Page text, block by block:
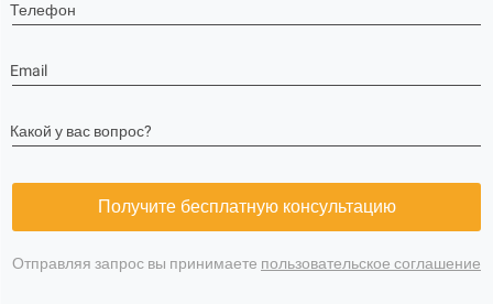
Телефон
Email
Какой у вас вопрос?
Получите бесплатную консультацию
Отправляя запрос вы принимаете пользовательское соглашение